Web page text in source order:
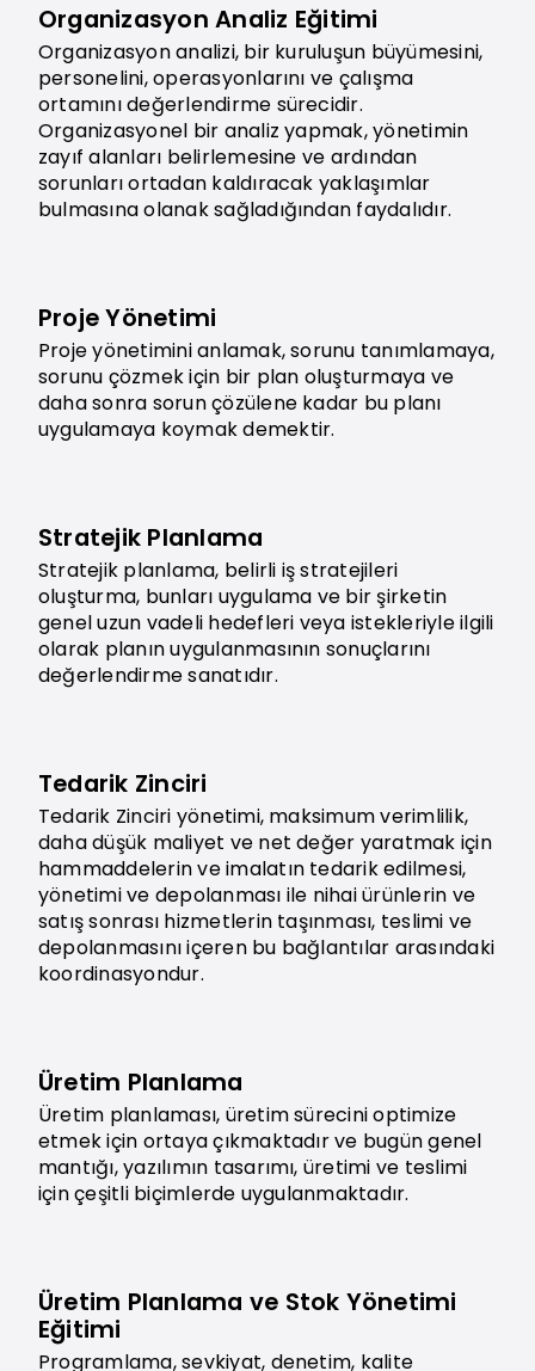
Organizasyon Analiz Eğitimi
Organizasyon analizi, bir kuruluşun büyümesini,
personelini, operasyonlarını ve çalışma
ortamını değerlendirme sürecidir.
Organizasyonel bir analiz yapmak, yönetimin
zayıf alanları belirlemesine ve ardından
sorunları ortadan kaldıracak yaklaşımlar
bulmasına olanak sağladığından faydalıdır.
Proje Yönetimi
Proje yönetimini anlamak, sorunu tanımlamaya,
sorunu çözmek için bir plan oluşturmaya ve
daha sonra sorun çözülene kadar bu planı
uygulamaya koymak demektir.
Stratejik Planlama
Stratejik planlama, belirli iş stratejileri
oluşturma, bunları uygulama ve bir şirketin
genel uzun vadeli hedefleri veya istekleriyle ilgili
olarak planın uygulanmasının sonuçlarını
değerlendirme sanatıdır.
Tedarik Zinciri
Tedarik Zinciri yönetimi, maksimum verimlilik,
daha düşük maliyet ve net değer yaratmak için
hammaddelerin ve imalatın tedarik edilmesi,
yönetimi ve depolanması ile nihai ürünlerin ve
satış sonrası hizmetlerin taşınması, teslimi ve
depolanmasını içeren bu bağlantılar arasındaki
koordinasyondur.
Üretim Planlama
Üretim planlaması, üretim sürecini optimize
etmek için ortaya çıkmaktadır ve bugün genel
mantığı, yazılımın tasarımı, üretimi ve teslimi
için çeşitli biçimlerde uygulanmaktadır.
Üretim Planlama ve Stok Yönetimi
Eğitimi
Programlama, sevkiyat, denetim, kalite